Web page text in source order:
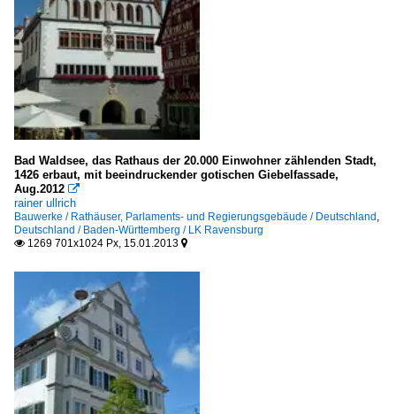
Bad Waldsee, das Rathaus der 20.000 Einwohner zählenden Stadt,
1426 erbaut, mit beeindruckender gotischen Giebelfassade,
Aug.2012 
rainer ullrich
Bauwerke / Rathäuser, Parlaments- und Regierungsgebäude / Deutschland
Deutschland / Baden-Württemberg / LK Ravensburg
 1269 701x1024 Px, 15.01.2013 